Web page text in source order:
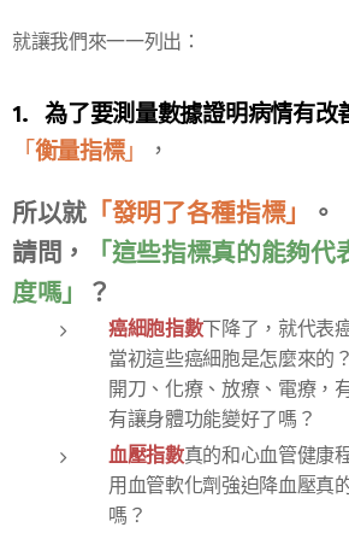
就讓我們來一一列出：
1. 為了要測量數據證明病情有改
「衡量指標」 ，
所以就 「發明了各種指標」
。
請問，
「這些指標真的能夠
度嗎」
？
癌細胞指數下降了，就代表
當初這些癌細胞是怎麼來的
開刀、化療、放療、電療，
有讓身體功能變好了嗎？
血壓指數真的和心血管健康
用血管軟化劑強迫降血壓真
嗎？